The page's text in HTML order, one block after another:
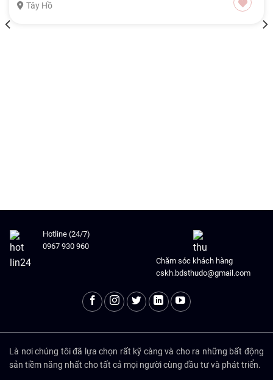
Tây Hồ
Hotline (24/7)
0967 930 960
Chăm sóc khách hàng
cskh.bdsthudo@gmail.com
Là nơi chúng tôi đã lựa chọn rất kỹ càng và cho ra những bất động
sản tiềm năng nhất cho tất cả mọi người cùng đầu tư và phát triển.